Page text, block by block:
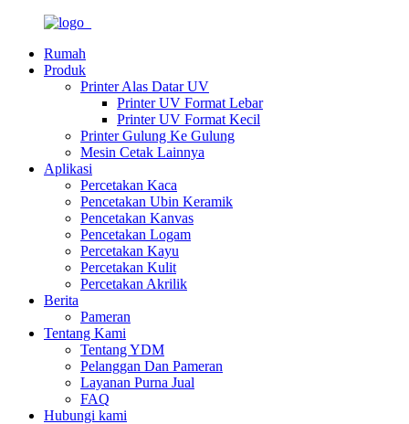
Rumah
Produk
Printer Alas Datar UV
Printer UV Format Lebar
Printer UV Format Kecil
Printer Gulung Ke Gulung
Mesin Cetak Lainnya
Aplikasi
Percetakan Kaca
Pencetakan Ubin Keramik
Pencetakan Kanvas
Pencetakan Logam
Percetakan Kayu
Percetakan Kulit
Percetakan Akrilik
Berita
Pameran
Tentang Kami
Tentang YDM
Pelanggan Dan Pameran
Layanan Purna Jual
FAQ
Hubungi kami